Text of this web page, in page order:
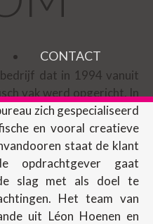
CONTACT
dat in 1994 vanuit
vak werd opgericht. In
zich gespecialiseerd
en vooral creatieve
staat de klant
opdrachtgever gaat
slag met als doel te
Het team van
uit Léon Hoenen en